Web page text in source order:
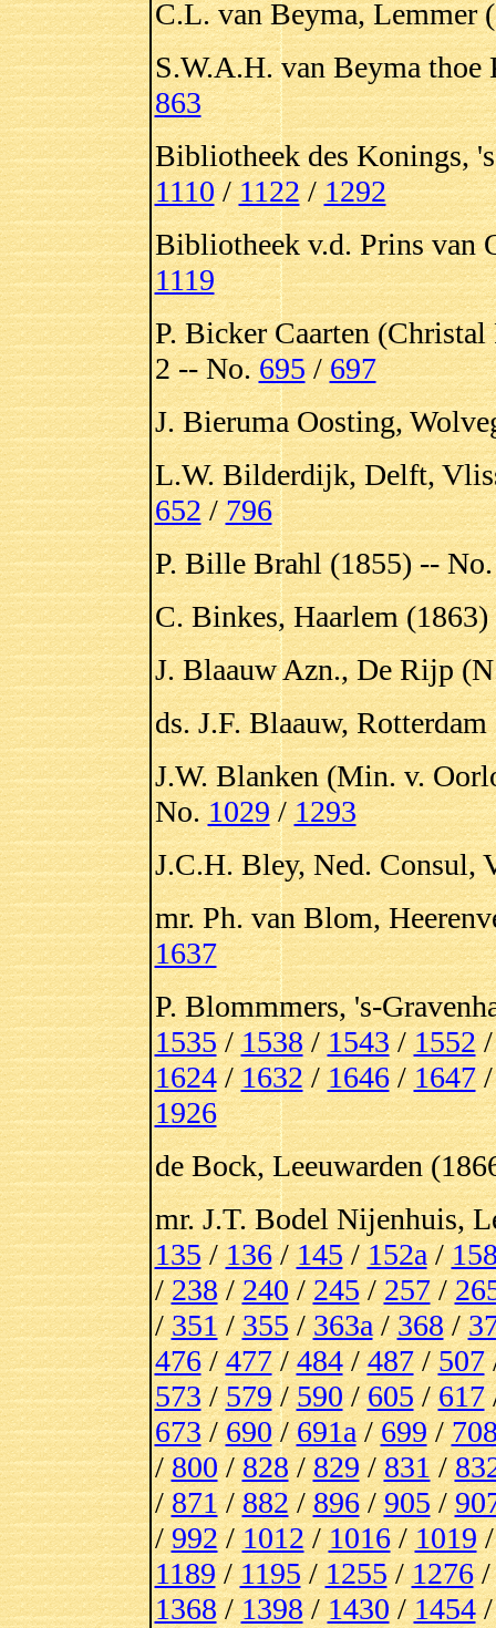
C.L. van Beyma, Lemmer
S.W.A.H. van Beyma
863
Bibliotheek des Konings,
1110/1122/1292
Bibliotheek v.d. Prins van
1119
P. Bicker Caarten
2 -- No.695/697
J. Bieruma Oosting,
L.W. Bilderdijk, Delft,
652/796
P. Bille Brahl (1855) --
C. Binkes, Haarlem
J. Blaauw Azn., De Rijp
ds. J.F. Blaauw,
J.W. Blanken (Min. v.
No.1029/1293
J.C.H. Bley, Ned. Consul,
mr. Ph. van Blom,
1637
P. Blommmers, 's-
1535/1538/1543/1552
1624/1632/1646/1647
1926
de Bock, Leeuwarden
mr. J.T. Bodel Nijenhuis,
135/136/145/152a/
/238/240/245/257/
/351/355/363a/368/
476/477/484/487/507
573/579/590/605/617
673/690/691a/699/
/800/828/829/831/
/871/882/896/905/
/992/1012/1016/1019
1189/1195/1255/1276
1368/1398/1430/1454